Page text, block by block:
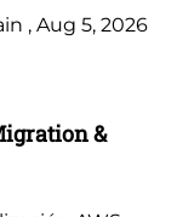
, Aug 5, 2026
&